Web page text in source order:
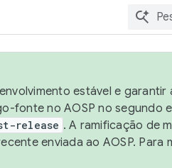
estável e garantir
fonte no AOSP no segundo
release . A ramificação de
enviada ao AOSP. Para